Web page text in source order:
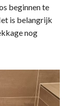
beginnen te
is belangrijk
nog